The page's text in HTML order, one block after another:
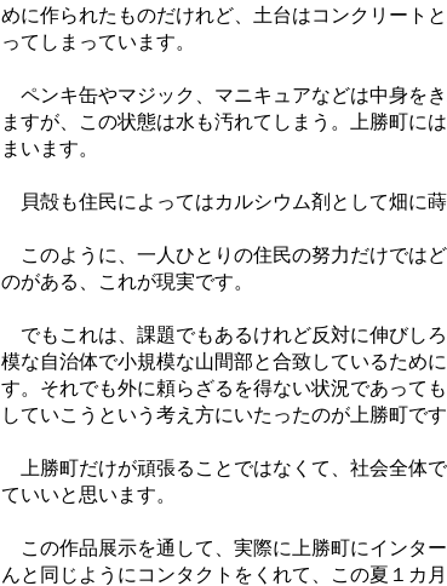
めに作られたものだけれど、土台はコンクリート
ってしまっています。
ペンキ缶やマジック、マニキュアなどは中身を
ますが、この状態は水も汚れてしまう。上勝町に
まいます。
貝殻も住民によってはカルシウム剤として畑に
このように、一人ひとりの住民の努力だけでは
のがある、これが現実です。
でもこれは、課題でもあるけれど反対に伸びし
模な自治体で小規模な山間部と合致しているため
す。それでも外に頼らざるを得ない状況であって
していこうという考え方にいたったのが上勝町です
上勝町だけが頑張ることではなくて、社会全体
ていいと思います。
この作品展示を通して、実際に上勝町にインタ
んと同じようにコンタクトをくれて、この夏１カ